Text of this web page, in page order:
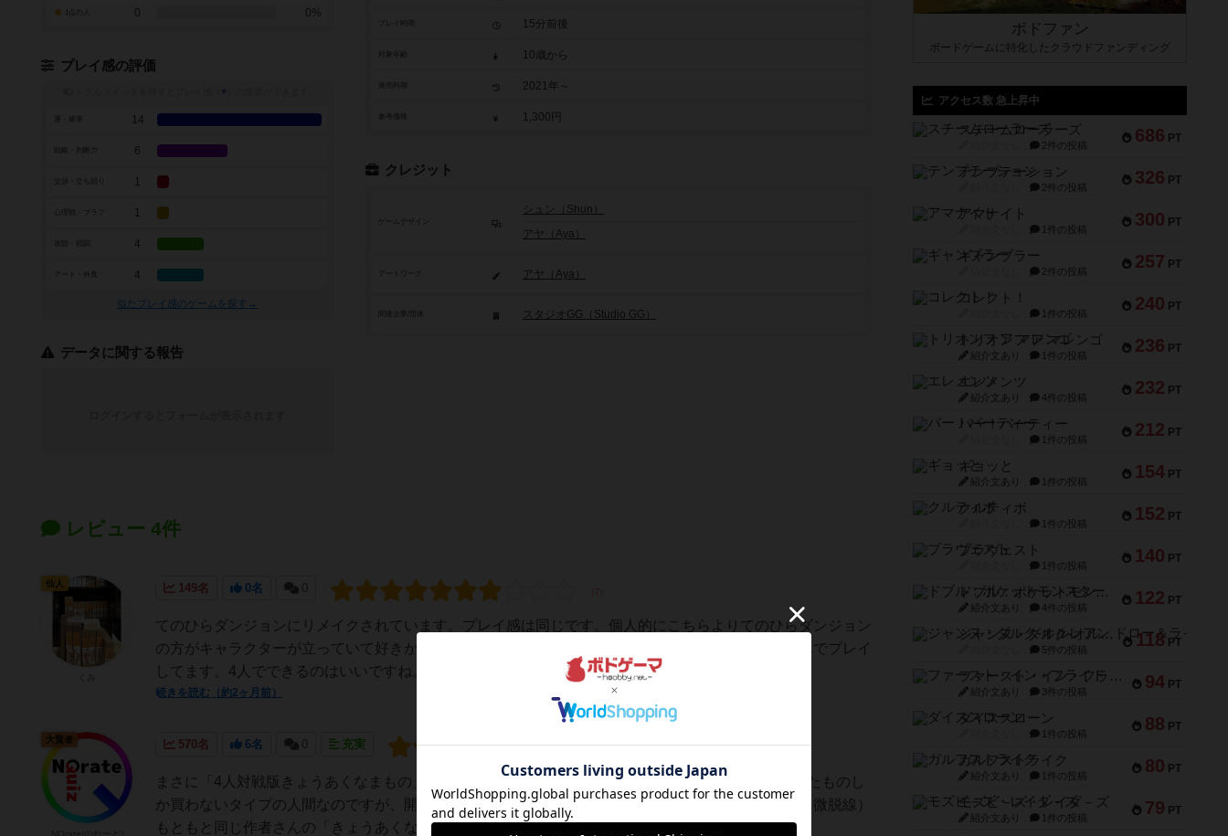
15分前後
10歳から
2021年～
参考価格 1,300円
クレジット
ゲームデザイン
シュン（Shun）
アヤ（Aya）
アートワーク アヤ（Aya）
スタジオGG（Studio GG）
0 0%
プレイ感の評価
※
14
戦略・判断力 6
1
1
4
アート・外見 4
似たプレイ感のゲームを探す→
データに関する報告
レビュー 4件
149名 0名 0
てのひらダンジョンにリメイクされています。プレイ感は同じです。個人的にこちらよりてのひらダンジョン
の方がキャラクターが立っていて好きかも。ゲーム性が好きなのでこちらも買いました。気分で選んでプレイ
してます。4人でできるのはいいですね。2人プレイしかしたことないけど…
続きを読む（約2ヶ月前）
仙人
570名 6名 0 充実
まさに「4人対戦版きょうあくなまもの」！基本的にゲムマではあらかじめ「これを買うぞ」と決めたものし
か買わないタイプの人間なのですが、開場直前に思わず衝動買いしてしまったゲームです。（以下、微脱線）
もともと同じ作者さんの「きょうあくなまもの」というゲームが好きでした。要素が多...
大賢者
ボドファン
ボードゲームに特化したクラウドファンディング
アクセス数 急上昇中
686 PT
スチームローラーズ
2件の投稿
326 PT
テンプテーション
2件の投稿
300 PT
アマナイト
1件の投稿
257 PT
ギャンブラー
2件の投稿
240 PT
コレクト！
1件の投稿
236 PT
トリオンフ ア マレンゴ
紹介文あり 1件の投稿
232 PT
エレメンツ
紹介文あり 4件の投稿
212 PT
バー！パーティー
1件の投稿
154 PT
ギョッと
紹介文あり 1件の投稿
152 PT
クルティボ
1件の投稿
140 PT
ブラヴェスト
1件の投稿
122 PT
ドブル：ポケットモンスター
紹介文あり 4件の投稿
118 PT
ジャンヌ・ダルク-オルレアン ドロー＆ライト
5件の投稿
94 PT
ファースト・イン・フライト
紹介文あり 3件の投稿
88 PT
ダイススローン
1件の投稿
80 PT
ガルフストライク
紹介文あり 1件の投稿
79 PT
モズビ－ズ・レイダ－ズ
紹介文あり 1件の投稿